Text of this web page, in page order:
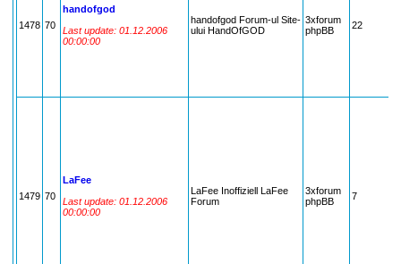
1478 70
handofgod
Last update: 01.12.2006
00:00:00
handofgod Forum-ul Site-
ului HandOfGOD
3xforum
phpBB
22
1479 70
LaFee
Last update: 01.12.2006
00:00:00
LaFee Inoffiziell LaFee
Forum
3xforum
phpBB
7